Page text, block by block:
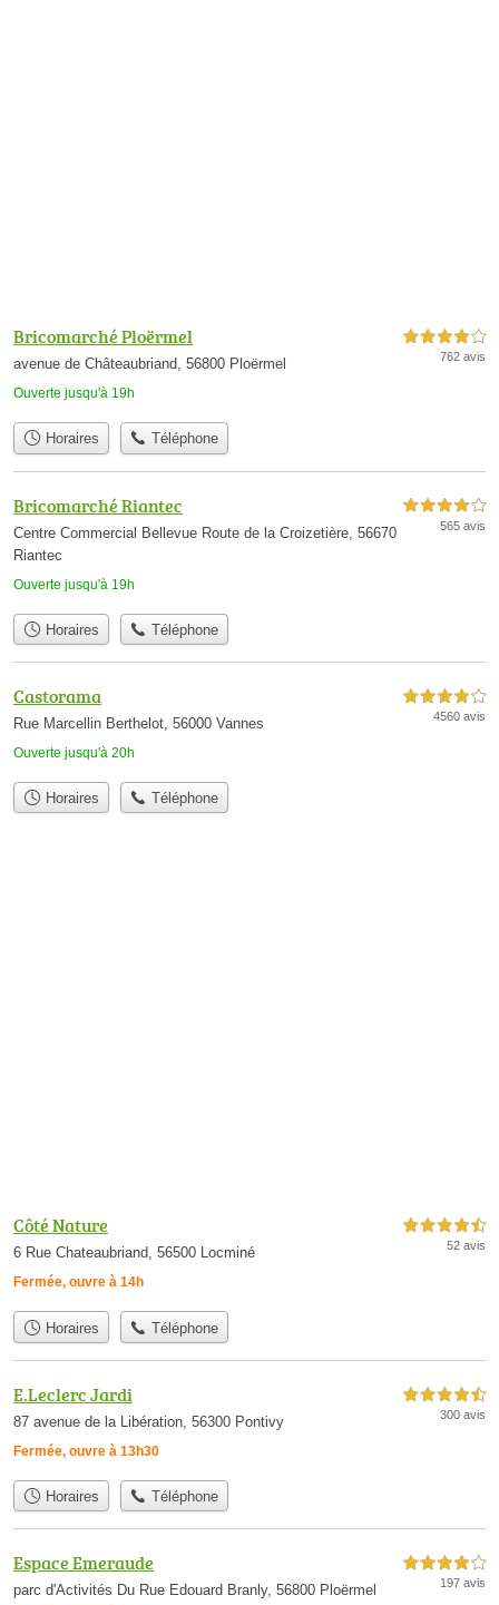
Bricomarché Ploërmel
avenue de Châteaubriand, 56800 Ploërmel
Ouverte jusqu'à 19h
4,0 étoiles sur 5
762 avis
Horaires Téléphone
Bricomarché Riantec
Centre Commercial Bellevue Route de la Croizetière, 56670
Riantec
Ouverte jusqu'à 19h
4,0 étoiles sur 5
565 avis
Horaires Téléphone
Castorama
Rue Marcellin Berthelot, 56000 Vannes
Ouverte jusqu'à 20h
4,0 étoiles sur 5
4560 avis
Horaires Téléphone
Côté Nature
6 Rue Chateaubriand, 56500 Locminé
Fermée, ouvre à 14h
4,5 étoiles sur 5
52 avis
Horaires Téléphone
E.Leclerc Jardi
87 avenue de la Libération, 56300 Pontivy
Fermée, ouvre à 13h30
4,5 étoiles sur 5
300 avis
Horaires Téléphone
Espace Emeraude
parc d'Activités Du Rue Edouard Branly, 56800 Ploërmel
4,0 étoiles sur 5
197 avis